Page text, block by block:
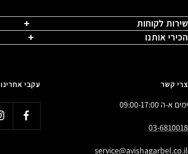
שירות לקוחות
הכירי אותנו
צרי קשר
ימים א-ה 09:00-17:00
03-6810018
service@avishagarbel.co.il
עקבי אחרינו